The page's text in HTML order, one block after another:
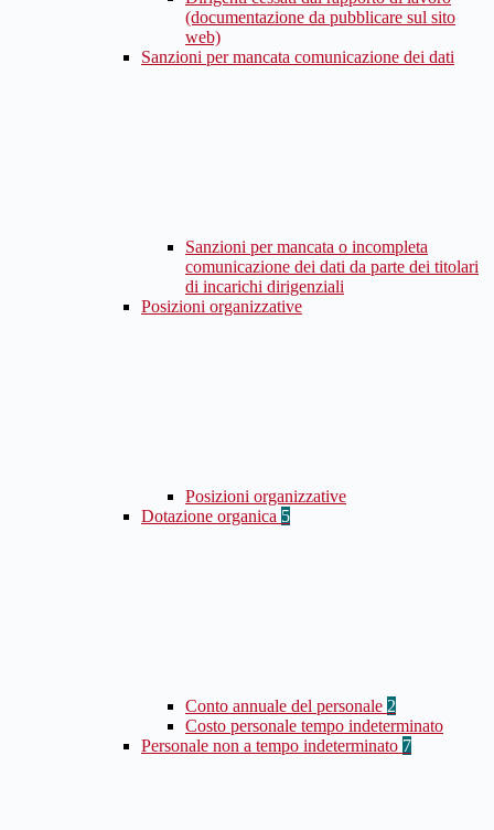
(documentazione da pubblicare sul sito
web)
Sanzioni per mancata comunicazione dei dati
Sanzioni per mancata o incompleta
comunicazione dei dati da parte dei titolari
di incarichi dirigenziali
Posizioni organizzative
Posizioni organizzative
Dotazione organica 5
Conto annuale del personale 2
Costo personale tempo indeterminato
Personale non a tempo indeterminato 7